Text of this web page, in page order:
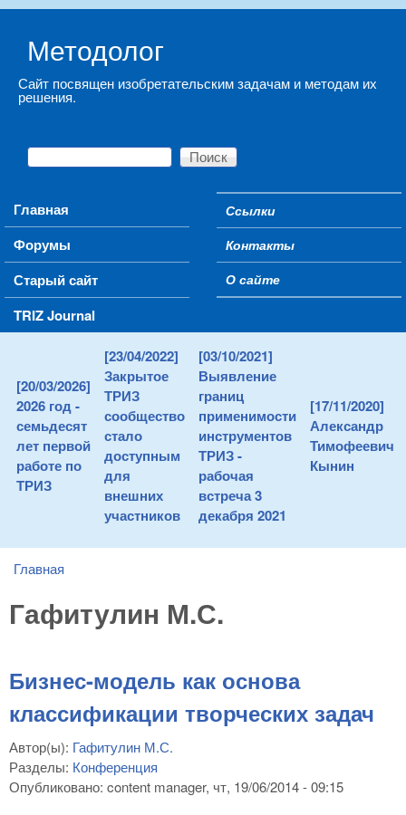
Методолог
Сайт посвящен изобретательским задачам и методам их
решения.
Форма поиска
Поиск
Main menu
Главная
Форумы
Старый сайт
TRIZ Journal
Secondary menu
Ссылки
Контакты
О сайте
[20/03/2026]
2026 год -
семьдесят
лет первой
работе по
ТРИЗ
[23/04/2022]
Закрытое
ТРИЗ
сообщество
стало
доступным
для
внешних
участников
[03/10/2021]
Выявление
границ
применимости
инструментов
ТРИЗ -
рабочая
встреча 3
декабря 2021
[17/11/2020]
Александр
Тимофеевич
Кынин
You are here
Главная
Гафитулин М.С.
Бизнес-модель как основа
классификации творческих задач
Автор(ы): Гафитулин М.С.
Разделы: Конференция
Опубликовано: content manager, чт, 19/06/2014 - 09:15